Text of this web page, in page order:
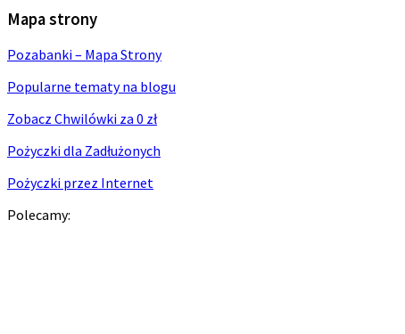
Mapa strony
Pozabanki – Mapa Strony
Popularne tematy na blogu
Zobacz Chwilówki za 0 zł
Pożyczki dla Zadłużonych
Pożyczki przez Internet
Polecamy: